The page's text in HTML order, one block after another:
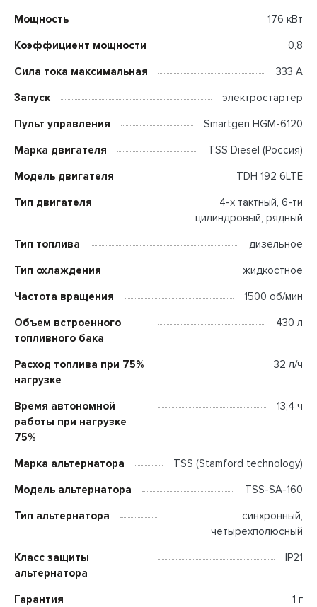
Мощность 176 кВт
Коэффициент мощности 0,8
Сила тока максимальная 333 А
Запуск электростартер
Пульт управления Smartgen HGM-6120
Марка двигателя TSS Diesel (Россия)
Модель двигателя TDH 192 6LTE
Тип двигателя
4-х тактный, 6-ти
цилиндровый, рядный
Тип топлива дизельное
Тип охлаждения жидкостное
Частота вращения 1500 об/мин
Объем встроенного
топливного бака
430 л
Расход топлива при 75%
нагрузке
32 л/ч
Время автономной
работы при нагрузке
75%
13,4 ч
Марка альтернатора TSS (Stamford technology)
Модель альтернатора TSS-SA-160
Тип альтернатора
синхронный,
четырехполюсный
Класс защиты
альтернатора
IP21
Гарантия
1 г